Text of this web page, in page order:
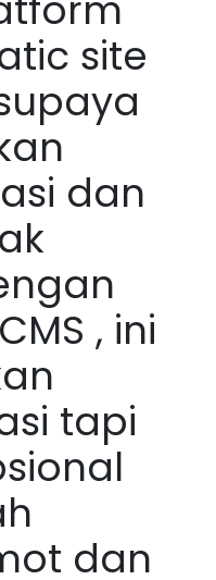
site
dan
, ini
tapi
dan